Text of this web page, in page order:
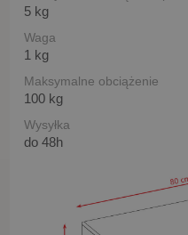
5 kg
Waga
1 kg
Maksymalne obciążenie
100 kg
Wysyłka
do 48h